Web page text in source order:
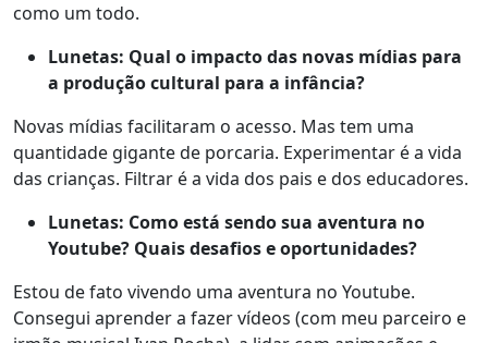
como um todo.
Lunetas: Qual o impacto das novas mídias para
a produção cultural para a infância?
Novas mídias facilitaram o acesso. Mas tem uma
quantidade gigante de porcaria. Experimentar é a vida
das crianças. Filtrar é a vida dos pais e dos educadores.
Lunetas: Como está sendo sua aventura no
Youtube? Quais desafios e oportunidades?
Estou de fato vivendo uma aventura no Youtube.
Consegui aprender a fazer vídeos (com meu parceiro e